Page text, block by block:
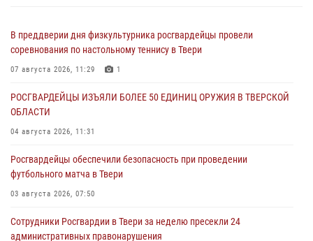
В преддверии дня физкультурника росгвардейцы провели
соревнования по настольному теннису в Твери
07 августа 2026, 11:29 1
РОСГВАРДЕЙЦЫ ИЗЪЯЛИ БОЛЕЕ 50 ЕДИНИЦ ОРУЖИЯ В ТВЕРСКОЙ
ОБЛАСТИ
04 августа 2026, 11:31
Росгвардейцы обеспечили безопасность при проведении
футбольного матча в Твери
03 августа 2026, 07:50
Сотрудники Росгвардии в Твери за неделю пресекли 24
административных правонарушения